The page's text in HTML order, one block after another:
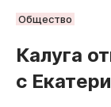
РУБРИКИ
Новости
Статьи
Общество
Калуга
с